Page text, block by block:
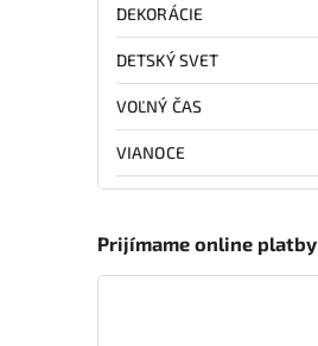
DEKORÁCIE
DETSKÝ SVET
VOĽNÝ ČAS
VIANOCE
Prijímame online platby